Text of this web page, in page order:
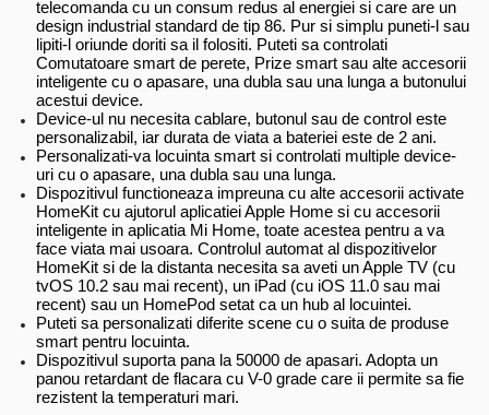
telecomanda cu un consum redus al energiei si care are un
design industrial standard de tip 86. Pur si simplu puneti-l sau
lipiti-l oriunde doriti sa il folositi. Puteti sa controlati
Comutatoare smart de perete, Prize smart sau alte accesorii
inteligente cu o apasare, una dubla sau una lunga a butonului
acestui device.
Device-ul nu necesita cablare, butonul sau de control este
personalizabil, iar durata de viata a bateriei este de 2 ani.
Personalizati-va locuinta smart si controlati multiple device-
uri cu o apasare, una dubla sau una lunga.
Dispozitivul functioneaza impreuna cu alte accesorii activate
HomeKit cu ajutorul aplicatiei Apple Home si cu accesorii
inteligente in aplicatia Mi Home, toate acestea pentru a va
face viata mai usoara. Controlul automat al dispozitivelor
HomeKit si de la distanta necesita sa aveti un Apple TV (cu
tvOS 10.2 sau mai recent), un iPad (cu iOS 11.0 sau mai
recent) sau un HomePod setat ca un hub al locuintei.
Puteti sa personalizati diferite scene cu o suita de produse
smart pentru locuinta.
Dispozitivul suporta pana la 50000 de apasari. Adopta un
panou retardant de flacara cu V-0 grade care ii permite sa fie
rezistent la temperaturi mari.